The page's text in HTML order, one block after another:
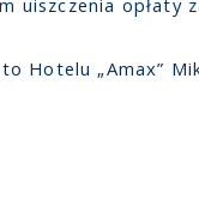
Hotelu „Amax”